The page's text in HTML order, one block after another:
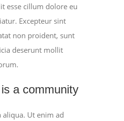
esse cillum dolore eu
Excepteur sint
non proident, sunt
deserunt mollit
a community
aliqua. Ut enim ad